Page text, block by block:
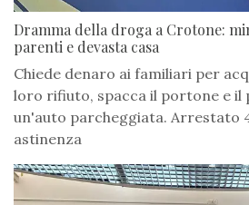
Dramma della droga a Crotone:
parenti e devasta casa
Chiede denaro ai familiari per
loro rifiuto, spacca il portone e il
un'auto parcheggiata. Arrestato
astinenza